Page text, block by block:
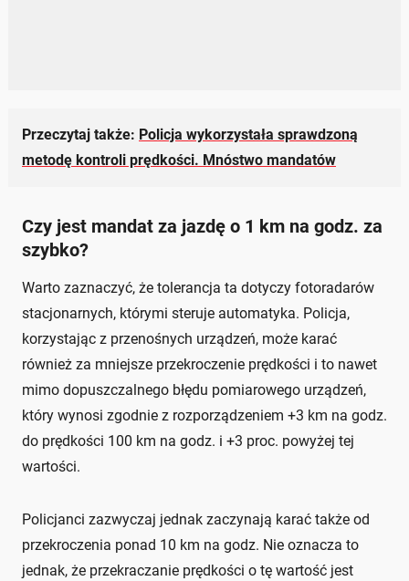
Przeczytaj także: Policja wykorzystała sprawdzoną
metodę kontroli prędkości. Mnóstwo mandatów
Czy jest mandat za jazdę o 1 km na godz. za
szybko?
Warto zaznaczyć, że tolerancja ta dotyczy fotoradarów
stacjonarnych, którymi steruje automatyka. Policja,
korzystając z przenośnych urządzeń, może karać
również za mniejsze przekroczenie prędkości i to nawet
mimo dopuszczalnego błędu pomiarowego urządzeń,
który wynosi zgodnie z rozporządzeniem +3 km na godz.
do prędkości 100 km na godz. i +3 proc. powyżej tej
wartości.
Policjanci zazwyczaj jednak zaczynają karać także od
przekroczenia ponad 10 km na godz. Nie oznacza to
jednak, że przekraczanie prędkości o tę wartość jest